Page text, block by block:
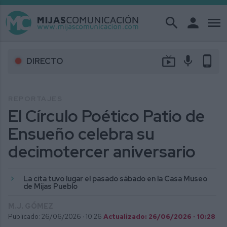
search person menu
DIRECTO live_tv mic phone_android
El Círculo Poético Patio de
Ensueño celebra su
decimotercer aniversario
La cita tuvo lugar el pasado sábado en la Casa Museo
de Mijas Pueblo
Publicado: 26/06/2026 · 10:26 Actualizado: 26/06/2026 · 10:28